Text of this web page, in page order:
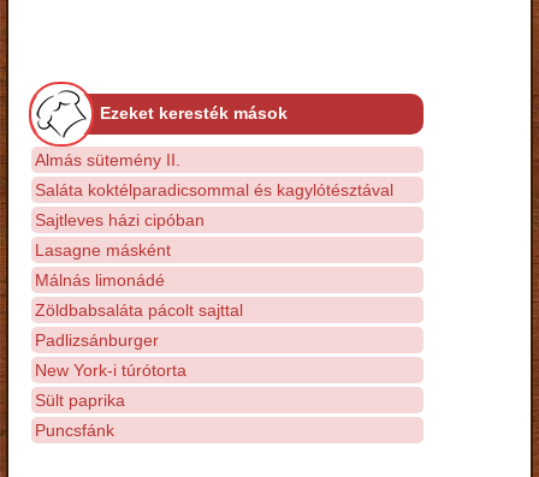
Ezeket keresték mások
Almás sütemény II.
Saláta koktélparadicsommal és kagylótésztával
Sajtleves házi cipóban
Lasagne másként
Málnás limonádé
Zöldbabsaláta pácolt sajttal
Padlizsánburger
New York-i túrótorta
Sült paprika
Puncsfánk